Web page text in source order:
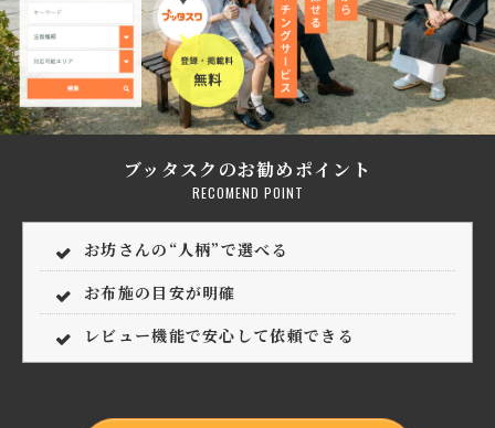
ブッタスクのお勧めポイント
RECOMEND POINT
お坊さんの“人柄”で選べる
お布施の目安が明確
レビュー機能で安心して依頼できる